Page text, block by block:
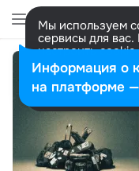
Мы используем
сервисы для вас.
настроить
представитель.
Разрешить все
Информация о
на платформе